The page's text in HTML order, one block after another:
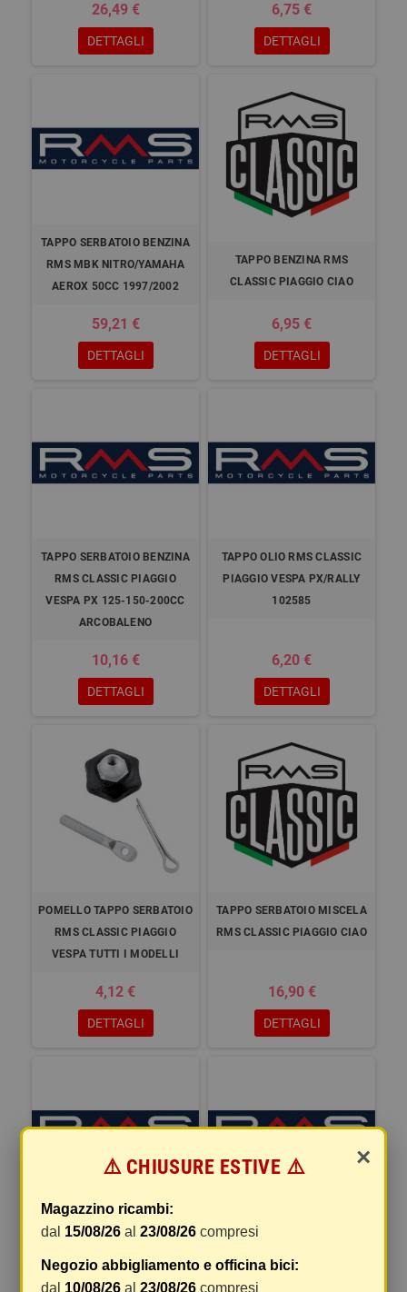
26,49 €
DETTAGLI
6,75 €
DETTAGLI
TAPPO SERBATOIO BENZINA
RMS MBK NITRO/YAMAHA
AEROX 50CC 1997/2002
59,21 €
DETTAGLI
TAPPO BENZINA RMS
CLASSIC PIAGGIO CIAO
6,95 €
DETTAGLI
TAPPO SERBATOIO BENZINA
RMS CLASSIC PIAGGIO
VESPA PX 125-150-200CC
ARCOBALENO
10,16 €
DETTAGLI
TAPPO OLIO RMS CLASSIC
PIAGGIO VESPA PX/RALLY
102585
6,20 €
DETTAGLI
POMELLO TAPPO SERBATOIO
RMS CLASSIC PIAGGIO
VESPA TUTTI I MODELLI
4,12 €
DETTAGLI
TAPPO SERBATOIO MISCELA
RMS CLASSIC PIAGGIO CIAO
16,90 €
DETTAGLI
TAPPO RADIATORE RMS
33,43 €
TAPPO OLIO RMS YAMAHA X-
×
⚠️ CHIUSURE ESTIVE ⚠️
Magazzino ricambi:
dal 15/08/26 al23/08/26 compresi
Negozio abbigliamento e officina bici:
dal 10/08/26 al23/08/26 compresi